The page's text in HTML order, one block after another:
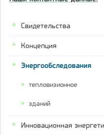
Свидетельства
Концепция
Энергообследования
тепловизионное
зданий
Инновационная